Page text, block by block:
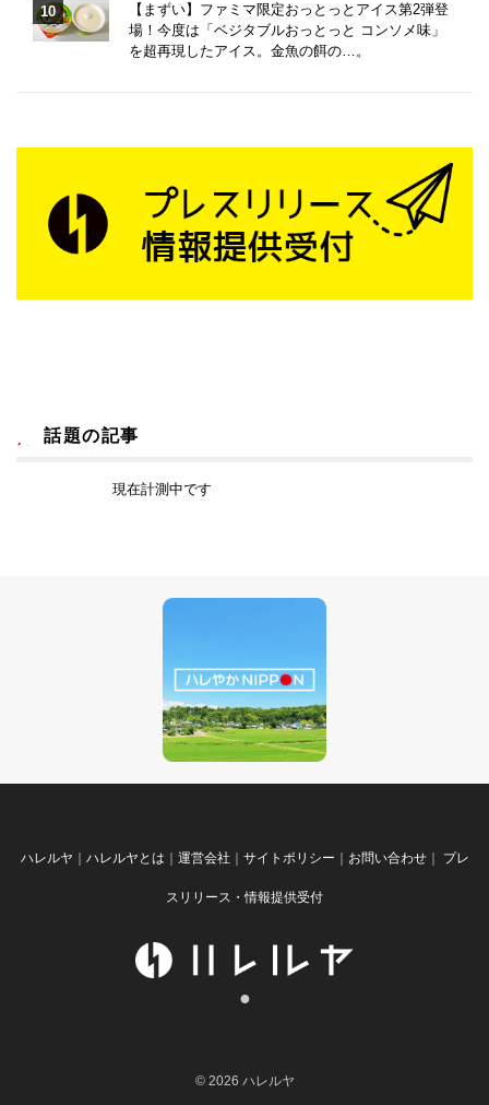
【まずい】ファミマ限定おっとっとアイス第2弾登
場！今度は「ベジタブルおっとっと コンソメ味」
を超再現したアイス。金魚の餌の…。
話題の記事
現在計測中です
ハレルヤ ハレルヤとは 運営会社 サイトポリシー お問い合わせ｜ プレ
スリリース・情報提供受付
●
© 2026 ハレルヤ